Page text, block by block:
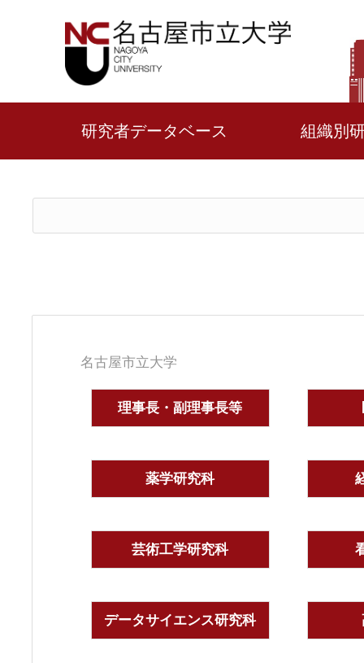
研究者データベース 組織別
名古屋市立大学
理事長・副理事長等
薬学研究科
芸術工学研究科
データサイエンス研究科